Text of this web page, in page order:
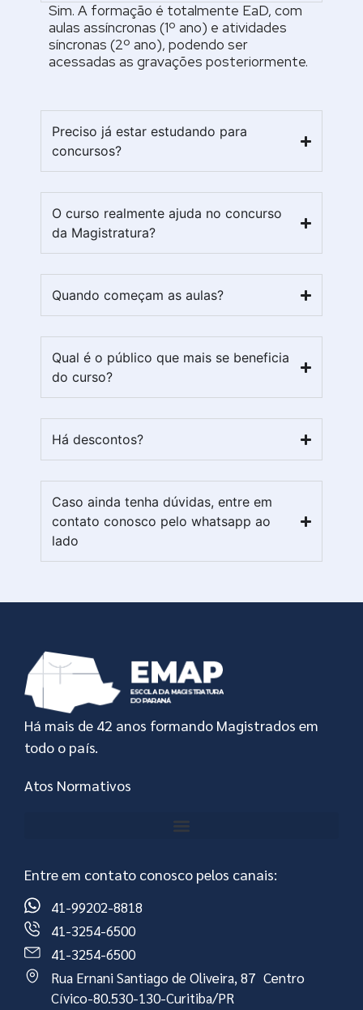
Sim. A formação é totalmente EaD, com
aulas assíncronas (1º ano) e atividades
síncronas (2º ano), podendo ser
acessadas as gravações posteriormente.
Preciso já estar estudando para
concursos?
O curso realmente ajuda no concurso
da Magistratura?
Quando começam as aulas?
Qual é o público que mais se beneficia
do curso?
Há descontos?
Caso ainda tenha dúvidas, entre em
contato conosco pelo whatsapp ao
lado
Há mais de 42 anos formando Magistrados em
todo o país.
Atos Normativos
Entre em contato conosco pelos canais:
41-99202-8818
41-3254-6500
41-3254-6500
Rua Ernani Santiago de Oliveira, 87 Centro
Cívico-80.530-130-Curitiba/PR